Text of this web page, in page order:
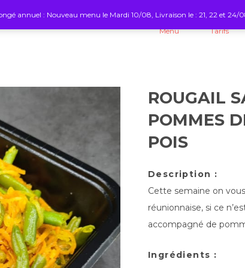
Menu Tarifs
ROUGAIL
POMMES
POIS
Description :
Cette semaine on
réunionnaise, si ce
accompagné de
Ingrédients :
annuel : Nouveau menu le Mardi 10/08, Livraison le : 21, 22 et 24/